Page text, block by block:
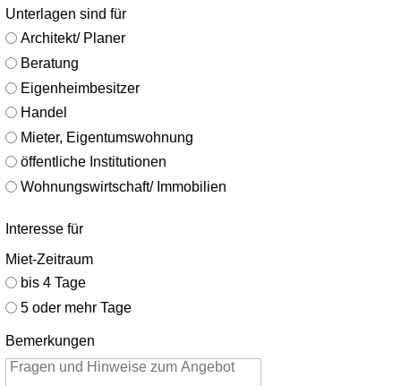
Unterlagen sind für
Architekt/ Planer
Beratung
Eigenheimbesitzer
Handel
Mieter, Eigentumswohnung
öffentliche Institutionen
Wohnungswirtschaft/ Immobilien
Interesse für
Miet-Zeitraum
bis 4 Tage
5 oder mehr Tage
Bemerkungen